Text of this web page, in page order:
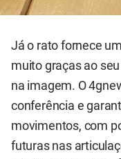
Já o rato fornece
muito graças ao
na imagem. O
conferência e
movimentos, com
futuras nas